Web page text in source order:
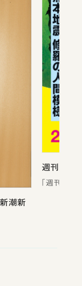
潮新
週刊新潮
「週刊新潮